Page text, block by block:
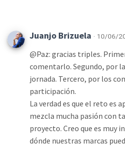
Juanjo Brizuela · 10/06/
@Paz: gracias triples.
comentarlo. Segundo, por
jornada. Tercero, por los
participación.
La verdad es que el reto es
mezcla mucha pasión con
proyecto. Creo que es muy
dónde nuestras marcas